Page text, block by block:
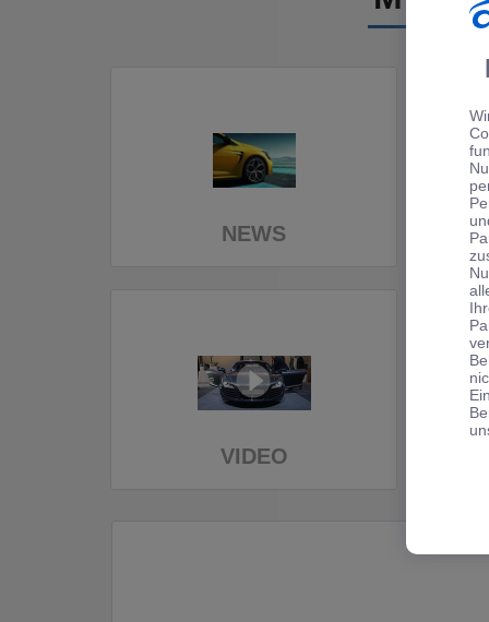
NEWS
VIDEO